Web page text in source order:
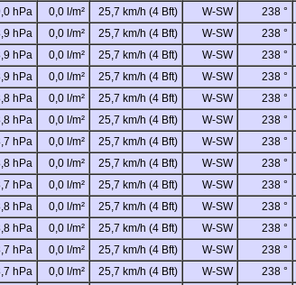
hPa 0,0 l/m² 25,7 km/h (4 Bft) W-SW 238 °
hPa 0,0 l/m² 25,7 km/h (4 Bft) W-SW 238 °
hPa 0,0 l/m² 25,7 km/h (4 Bft) W-SW 238 °
hPa 0,0 l/m² 25,7 km/h (4 Bft) W-SW 238 °
hPa 0,0 l/m² 25,7 km/h (4 Bft) W-SW 238 °
hPa 0,0 l/m² 25,7 km/h (4 Bft) W-SW 238 °
hPa 0,0 l/m² 25,7 km/h (4 Bft) W-SW 238 °
hPa 0,0 l/m² 25,7 km/h (4 Bft) W-SW 238 °
hPa 0,0 l/m² 25,7 km/h (4 Bft) W-SW 238 °
hPa 0,0 l/m² 25,7 km/h (4 Bft) W-SW 238 °
hPa 0,0 l/m² 25,7 km/h (4 Bft) W-SW 238 °
hPa 0,0 l/m² 25,7 km/h (4 Bft) W-SW 238 °
hPa 0,0 l/m² 25,7 km/h (4 Bft) W-SW 238 °